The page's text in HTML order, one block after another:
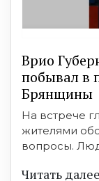
Врио
побывал в
Брянщины
На встрече
жителями
вопросы.
Читать далее